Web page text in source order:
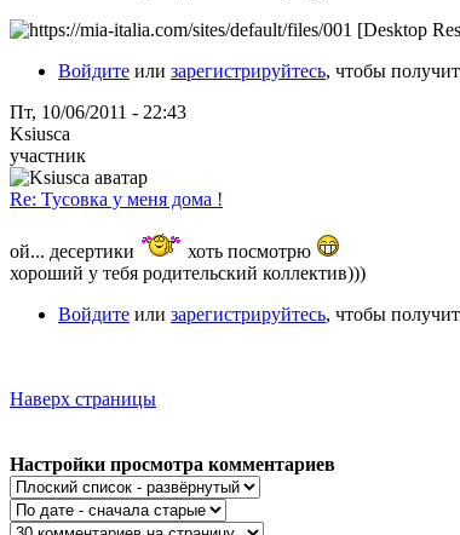
Войдите или зарегистрируйтесь, чтобы
Пт, 10/06/2011 - 22:43
Ksiusca
участник
Re: Тусовка у меня дома !
ой... десертики
хоть посмотрю
хороший у тебя родительский коллектив)))
Войдите или зарегистрируйтесь, чтобы
Наверх страницы
Настройки просмотра комментариев